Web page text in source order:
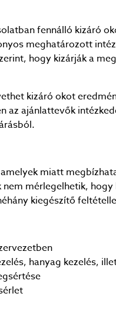
fennálló kizáró
meghatározott
hogy kizárják a
kizáró okot
ajánlattevők
miatt
mérlegelhetik,
kiegészítő
hanyag kezelés,